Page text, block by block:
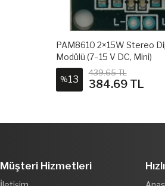
PAM8610 2×15W Stereo
Modülü (7–15 V DC, Mini)
%13
439.65 TL
384.69 TL
Müşteri Hizmetleri